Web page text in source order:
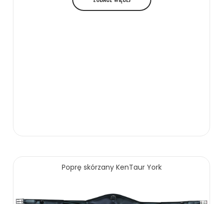
Poprę skórzany KenTaur York